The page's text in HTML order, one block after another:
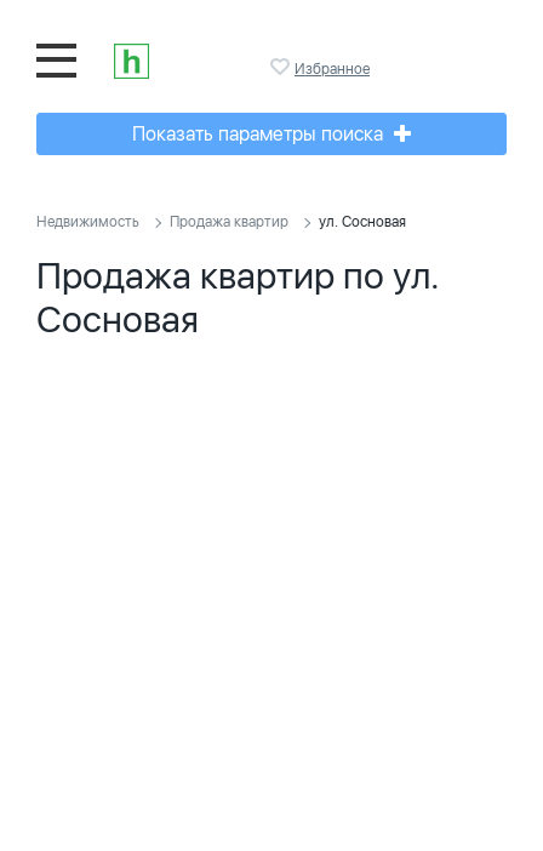
Избранное
Показать параметры поиска
Недвижимость Продажа квартир ул. Сосновая
Продажа квартир по ул.
Сосновая